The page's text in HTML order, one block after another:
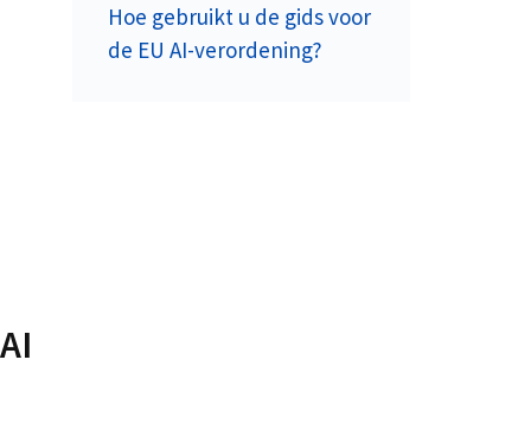
Hoe gebruikt u de gids voor
de EU AI-verordening?